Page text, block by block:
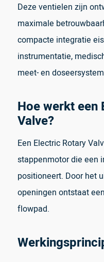
Deze ventielen zijn
maximale
compacte integratie
instrumentatie,
meet- en
Hoe werkt een
Valve?
Een Electric Rotary
stappenmotor die een
positioneert. Door het
openingen ontstaat
flowpad.